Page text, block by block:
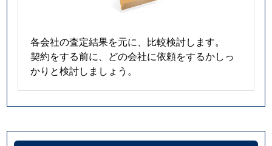
各会社の査定結果を元に、比較検討します。
契約をする前に、どの会社に依頼をするかしっ
かりと検討しましょう。